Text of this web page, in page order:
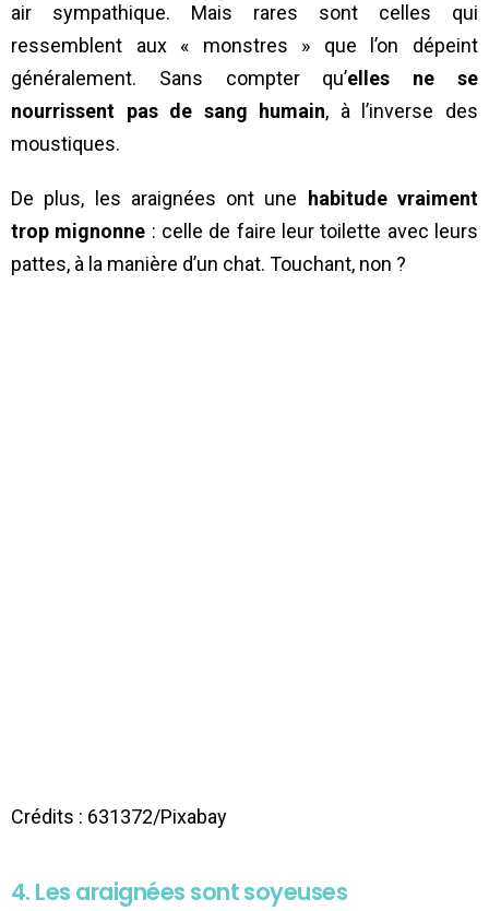
air sympathique. Mais rares sont celles qui
ressemblent aux « monstres » que l’on dépeint
généralement. Sans compter qu’elles ne se
nourrissent pas de sang humain, à l’inverse des
moustiques.
De plus, les araignées ont une
habitude vraiment
trop mignonne : celle de faire leur toilette avec leurs
pattes, à la manière d’un chat. Touchant, non ?
Crédits : 631372/Pixabay
4. Les araignées sont soyeuses